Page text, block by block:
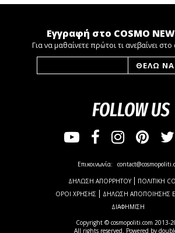
Εγγραφή στο COSMO
Για να μαθαίνετε πρώτοι τι ανεβαίνει
FOLLOW US
Copyright © cosmopoliti.com 2013-
All rights reserved. Powered by
Επικοινωνία:
ΔΗΛΩΣΗ ΑΠΟΡΡΗΤΟΥ
ΠΟΛΙΤΙΚΗ
ΟΡΟΙ ΧΡΗΣΗΣ
ΔΗΛΩΣΗ ΑΠΟΠΟΙΗΣΗΣ
ΔΙΑΦΗΜΙΣΗ